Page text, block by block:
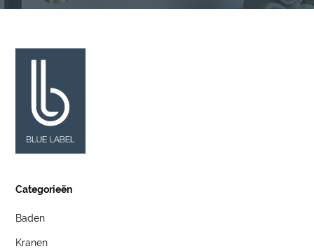
Categorieën
Baden
Kranen